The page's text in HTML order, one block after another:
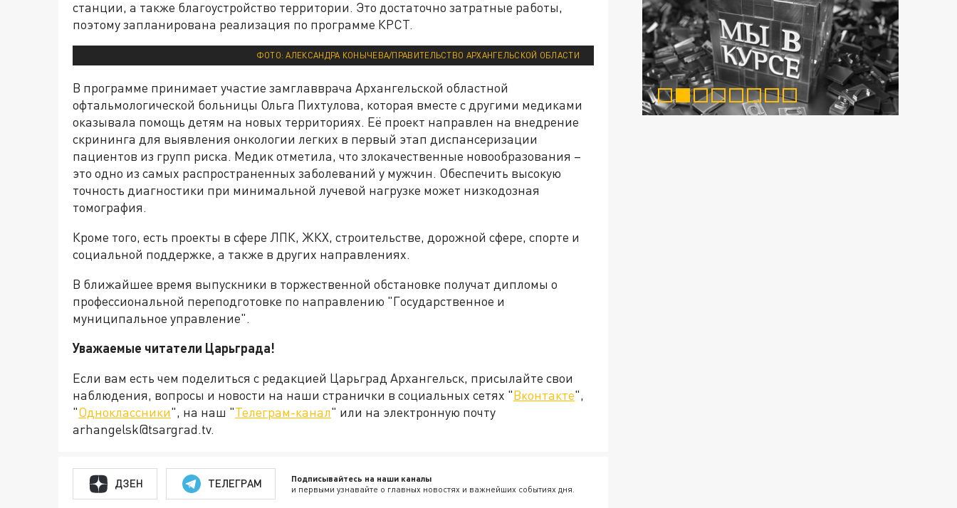
станции, а также благоустройство территории. Это достаточно затратные работы,
поэтому запланирована реализация по программе КРСТ.
ФОТО: АЛЕКСАНДРА КОНЫЧЕВА/ПРАВИТЕЛЬСТВО АРХАНГЕЛЬСКОЙ ОБЛАСТИ
В программе принимает участие замглавврача Архангельской областной
офтальмологической больницы Ольга Пихтулова, которая вместе с другими медиками
оказывала помощь детям на новых территориях. Её проект направлен на внедрение
скрининга для выявления онкологии легких в первый этап диспансеризации
пациентов из групп риска. Медик отметила, что злокачественные новообразования –
это одно из самых распространенных заболеваний у мужчин. Обеспечить высокую
точность диагностики при минимальной лучевой нагрузке может низкодозная
томография.
Кроме того, есть проекты в сфере ЛПК, ЖКХ, строительстве, дорожной сфере, спорте и
социальной поддержке, а также в других направлениях.
В ближайшее время выпускники в торжественной обстановке получат дипломы о
профессиональной переподготовке по направлению "Государственное и
муниципальное управление".
Уважаемые читатели Царьграда!
Если вам есть чем поделиться с редакцией Царьград Архангельск, присылайте свои
наблюдения, вопросы и новости на наши странички в социальных сетях "Вконтакте",
"Одноклассники", на наш "Телеграм-канал" или на электронную почту
arhangelsk@tsargrad.tv.
ДЗЕН ТЕЛЕГРАМ Подписывайтесь на наши каналы
и первыми узнавайте о главных новостях и важнейших событиях дня.